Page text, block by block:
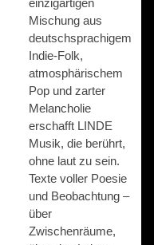
Mischung aus
deutschsprachigem
Indie-Folk,
atmosphärischem
Pop und zarter
Melancholie
erschafft LINDE
Musik, die berührt,
ohne laut zu sein.
Texte voller Poesie
und Beobachtung –
über
Zwischenräume,